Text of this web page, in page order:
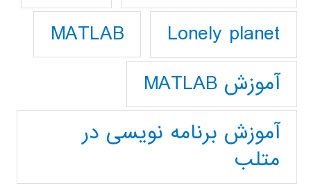
Lonely planet
MATLAB
آموزش MATLAB
آموزش برنامه نویسی در
متلب